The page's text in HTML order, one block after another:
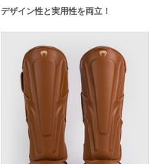
デザイン性と実用性を両立！